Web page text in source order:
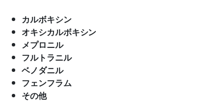
カルボキシン
オキシカルボキシン
メプロニル
フルトラニル
ベノダニル
フェンフラム
その他